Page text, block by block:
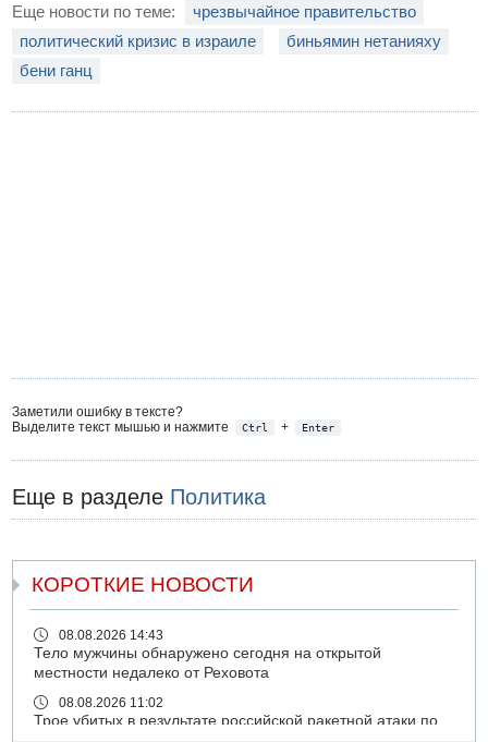
Еще новости по теме:
чрезвычайное правительство
политический кризис в израиле
биньямин нетанияху
бени ганц
Заметили ошибку в тексте?
Выделите текст мышью и нажмите
Ctrl + Enter
Еще в разделе Политика
КОРОТКИЕ НОВОСТИ
08.08.2026 14:43
Тело мужчины обнаружено сегодня на открытой
местности недалеко от Реховота
08.08.2026 11:02
Трое убитых в результате российской ракетной атаки по